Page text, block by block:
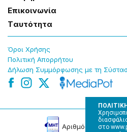
στο
Επɩκοɩνωνία
Tαυτότητα
Όροɩ Χρήσης
Πολɩτɩκή Απορρήτου
Δήλωση Συμμόρφωσης με τη
Αρɩθμός